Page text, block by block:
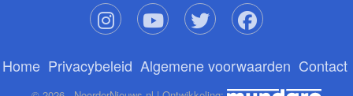
Home Privacybeleid Algemene voorwaarden Contact